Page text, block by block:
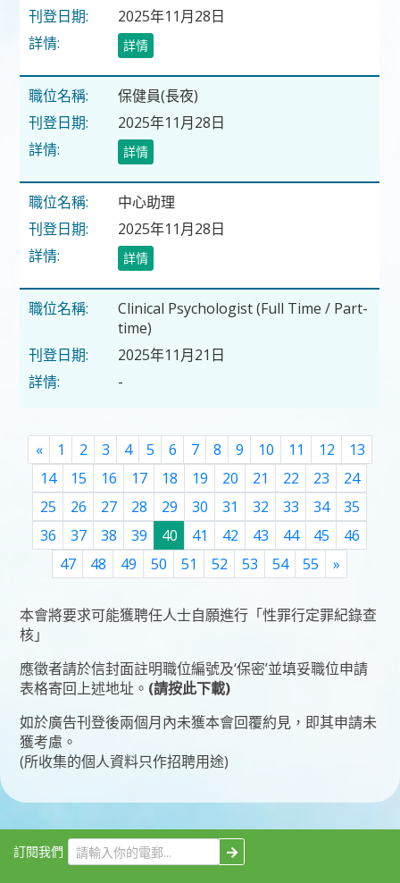
2025年11月28日
詳情
保健員(長夜)
2025年11月28日
詳情
中心助理
2025年11月28日
詳情
Clinical Psychologist (Full Time / Part-
time)
2025年11月21日
-
«Previous
1 2 3 4 5 6 7 8 9 10 11 12
13
14
15 16 17 18 19 20 21 22 23
24
25
26 27 28 29 30 31 32 33 34
35
36
37 38 39 40 41 42 43 44 45
46
47
48 49 50 51 52 53 54 55 »Next
本會將要求可能獲聘任人士自願進行「性罪行定罪紀錄查
核」
應徵者請於信封面註明職位編號及‘保密’並填妥職位申請
表格寄回上述地址。 (請按此下載)
如於廣告刊登後兩個月內未獲本會回覆約見，即其申請未
獲考慮。
(所收集的個人資料只作招聘用途)
訂閱我們